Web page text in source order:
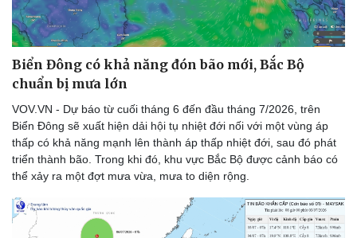
Biển Đông có khả năng đón bão mới, Bắc Bộ
chuẩn bị mưa lớn
VOV.VN - Dự báo từ cuối tháng 6 đến đầu tháng 7/2026, trên
Biển Đông sẽ xuất hiện dải hội tụ nhiệt đới nối với một vùng áp
thấp có khả năng mạnh lên thành áp thấp nhiệt đới, sau đó phát
triển thành bão. Trong khi đó, khu vực Bắc Bộ được cảnh báo có
thể xảy ra một đợt mưa vừa, mưa to diện rộng.